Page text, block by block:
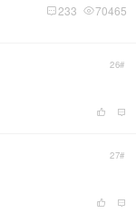
70465
233
26#
27#